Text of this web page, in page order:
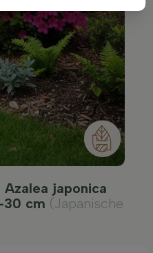
japonica
30 cm (Japanische